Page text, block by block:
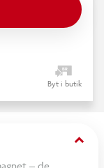
Byt i butik
keyboard_arrow_down